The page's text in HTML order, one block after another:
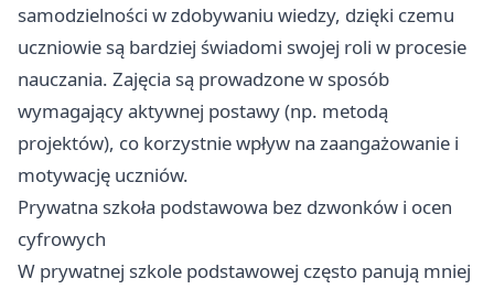
samodzielności w zdobywaniu wiedzy, dzięki czemu
uczniowie są bardziej świadomi swojej roli w procesie
nauczania. Zajęcia są prowadzone w sposób
wymagający aktywnej postawy (np. metodą
projektów), co korzystnie wpływ na zaangażowanie i
motywację uczniów.
Prywatna szkoła podstawowa bez dzwonków i ocen
cyfrowych
W prywatnej szkole podstawowej często panują mniej